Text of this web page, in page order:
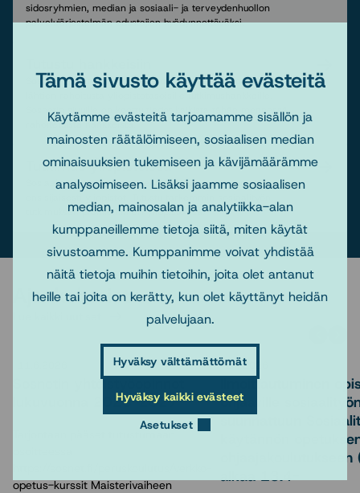
Tämä sivusto käyttää evästeitä
Käytämme evästeitä tarjoamamme sisällön ja
mainosten räätälöimiseen, sosiaalisen median
ominaisuuksien tukemiseen ja kävijämäärämme
analysoimiseen. Lisäksi jaamme sosiaalisen
median, mainosalan ja analytiikka-alan
kumppaneillemme tietoja siitä, miten käytät
sivustoamme. Kumppanimme voivat yhdistää
näitä tietoja muihin tietoihin, joita olet antanut
heille tai joita on kerätty, kun olet käyttänyt heidän
palvelujaan.
Hyväksy välttämättömät
Hyväksy kaikki evästeet
Asetukset
sidosryhmien, median ja sosiaali- ja terveydenhuollon
palvelujärjestelmän edustajien hyödynnettäväksi.
Sosiaali- ja terveysministeriö on myöntänyt vuodesta 2020
lähtien rahoitusta yliopistotasoisille tutkimushankkeille.
Sosnetin sivuille on koottu tiedot kaikista tähän mennessä
rahoitetuista hankkeista.
Tutkimus yliopistoissa
Sosiaalityön tarvitsemaa teoreettista perustietoa tuottavat
tutkimuksen profiileihin eri yliopistoissa.
Ajankohtaista
Sosnetin yhteistyöopinnot
lukuvuonna 2026-2027
Tarjontaan pääset tutustumaan
opetus-kurssit Maisterivaiheen
2.4.2026
Ilmoittautuminen
ohjaaville
suunnattuun
käytännön
alkaa 13.4-